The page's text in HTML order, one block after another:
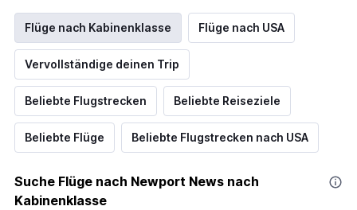
Flüge nach Kabinenklasse Flüge nach USA
Vervollständige deinen Trip
Beliebte Flugstrecken Beliebte Reiseziele
Beliebte Flüge Beliebte Flugstrecken nach USA
Suche Flüge nach Newport News nach
Kabinenklasse